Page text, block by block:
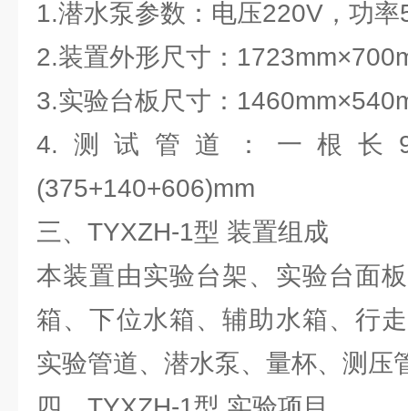
1.潜水泵参数：电压220V，功率
2.装置外形尺寸：
3.实验台板尺寸：
4.测试管道：一根长
(375+140+606)mm
三、TYXZH-1型 装置组成
本装置由实验台架、实验台面
箱、下位水箱、辅助水箱、行
实验管道、潜水泵、量杯、测压